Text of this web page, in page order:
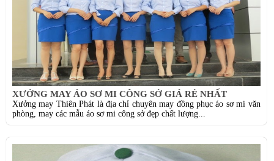
XƯỞNG MAY ÁO SƠ MI CÔNG SỞ GIÁ RẺ NHẤT
Xưởng may Thiên Phát là địa chỉ chuyên may đồng phục áo sơ mi văn
phòng, may các mẫu áo sơ mi công sở đẹp chất lượng...